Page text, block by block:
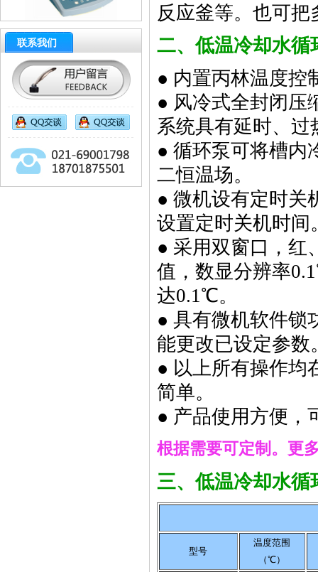
电子天平 JA 4100g/0.01g
电子分析天平/120g/0.1mg
联系我们
反应釜等。也可
二、低温冷却水循
● 内置丙林温度控
● 风冷式全封闭压
系统具有延时、
● 循环泵可将槽内
二恒温场。
● 微机设有定时关
设置定时关机时间
● 采用双窗口，红
值，数显分辨率
达0.1℃。
● 具有微机软件锁
能更改已设定参数
● 以上所有操作均
简单。
● 产品使用方便，
根据需要可定制。 更
三、低温冷却水循
型号
温度范围
（℃）